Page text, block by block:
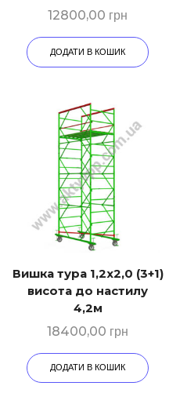
12800,00 грн
ДОДАТИ В КОШИК
Вишка тура 1,2х2,0 (3+1)
висота до настилу
4,2м
18400,00 грн
ДОДАТИ В КОШИК